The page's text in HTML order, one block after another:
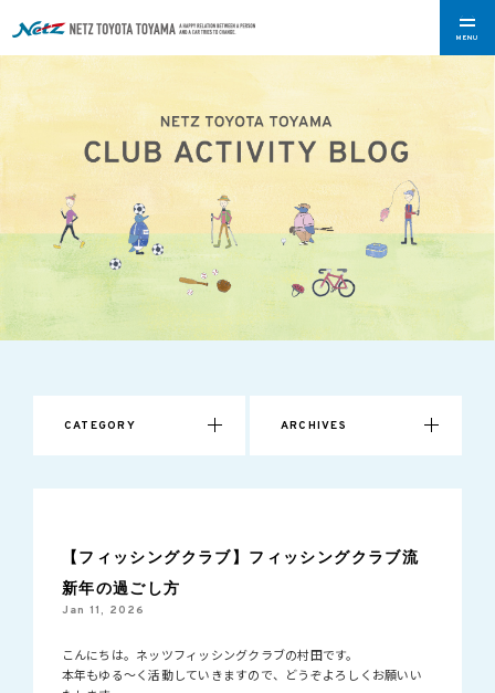
MENU
CATEGORY ARCHIVES
【フィッシングクラブ】フィッシングクラブ流
新年の過ごし方
Jan 11, 2026
こんにちは。ネッツフィッシングクラブの村田です。
本年もゆる〜く活動していきますので、どうぞよろしくお願いい